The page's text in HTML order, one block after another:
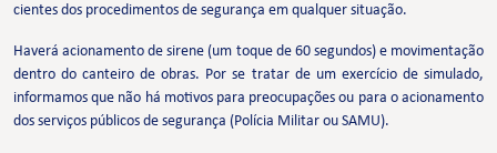
cientes dos procedimentos de segurança em qualquer situação.
Haverá acionamento de sirene (um toque de 60 segundos) e movimentação
dentro do canteiro de obras. Por se tratar de um exercício de simulado,
informamos que não há motivos para preocupações ou para o acionamento
dos serviços públicos de segurança (Polícia Militar ou SAMU).